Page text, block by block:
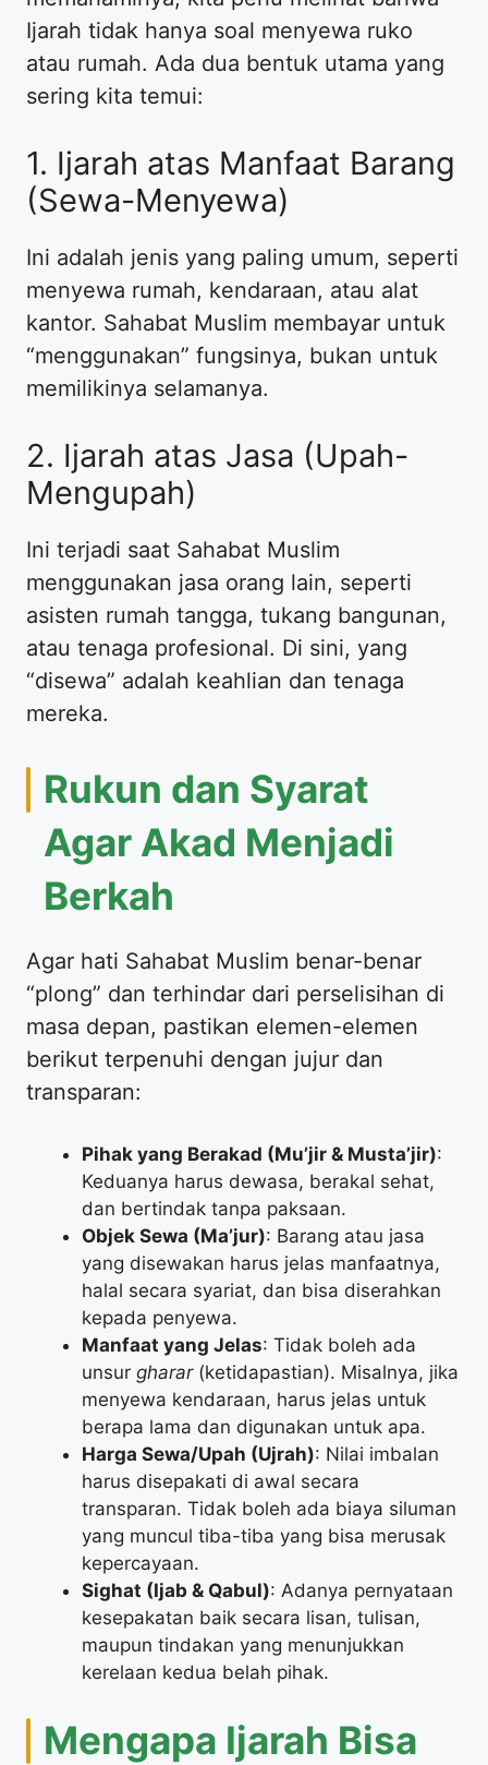
Ijarah tidak hanya soal menyewa ruko
atau rumah. Ada dua bentuk utama yang
sering kita temui:
​1. Ijarah atas Manfaat Barang
(Sewa-Menyewa)
​Ini adalah jenis yang paling umum, seperti
menyewa rumah, kendaraan, atau alat
kantor. Sahabat Muslim membayar untuk
“menggunakan” fungsinya, bukan untuk
memilikinya selamanya.
​2. Ijarah atas Jasa (Upah-
Mengupah)
​Ini terjadi saat Sahabat Muslim
menggunakan jasa orang lain, seperti
asisten rumah tangga, tukang bangunan,
atau tenaga profesional. Di sini, yang
“disewa” adalah keahlian dan tenaga
mereka.
​Rukun dan Syarat
Agar Akad Menjadi
Berkah
​Agar hati Sahabat Muslim benar-benar
“plong” dan terhindar dari perselisihan di
masa depan, pastikan elemen-elemen
berikut terpenuhi dengan jujur dan
transparan:
Pihak yang Berakad (Mu’jir & Musta’jir):
Keduanya harus dewasa, berakal sehat,
dan bertindak tanpa paksaan.
Objek Sewa (Ma’jur): Barang atau jasa
yang disewakan harus jelas manfaatnya,
halal secara syariat, dan bisa diserahkan
kepada penyewa.
Manfaat yang Jelas: Tidak boleh ada
unsur gharar(ketidapastian). Misalnya, jika
menyewa kendaraan, harus jelas untuk
berapa lama dan digunakan untuk apa.
Harga Sewa/Upah (Ujrah): Nilai imbalan
harus disepakati di awal secara
transparan. Tidak boleh ada biaya siluman
yang muncul tiba-tiba yang bisa merusak
kepercayaan.
Sighat (Ijab & Qabul): Adanya pernyataan
kesepakatan baik secara lisan, tulisan,
maupun tindakan yang menunjukkan
kerelaan kedua belah pihak.
​Mengapa Ijarah Bisa